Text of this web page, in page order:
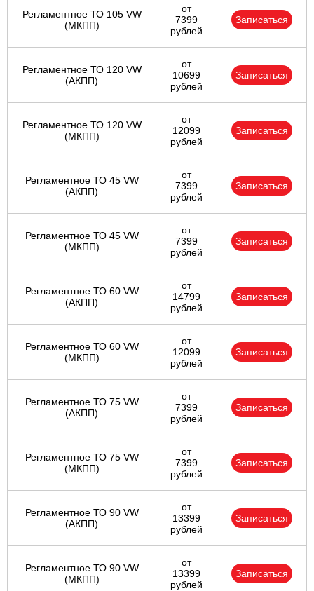
Регламентное ТО 105 VW
(МКПП)
от
7399
рублей
Записаться
Регламентное ТО 120 VW
(АКПП)
от
10699
рублей
Записаться
Регламентное ТО 120 VW
(МКПП)
от
12099
рублей
Записаться
Регламентное ТО 45 VW
(АКПП)
от
7399
рублей
Записаться
Регламентное ТО 45 VW
(МКПП)
от
7399
рублей
Записаться
Регламентное ТО 60 VW
(АКПП)
от
14799
рублей
Записаться
Регламентное ТО 60 VW
(МКПП)
от
12099
рублей
Записаться
Регламентное ТО 75 VW
(АКПП)
от
7399
рублей
Записаться
Регламентное ТО 75 VW
(МКПП)
от
7399
рублей
Записаться
Регламентное ТО 90 VW
(АКПП)
от
13399
рублей
Записаться
Регламентное ТО 90 VW
(МКПП)
от
13399
рублей
Записаться